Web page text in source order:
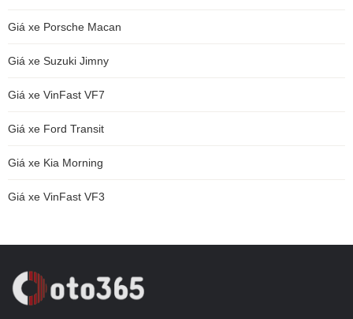
Giá xe Porsche Macan
Giá xe Suzuki Jimny
Giá xe VinFast VF7
Giá xe Ford Transit
Giá xe Kia Morning
Giá xe VinFast VF3